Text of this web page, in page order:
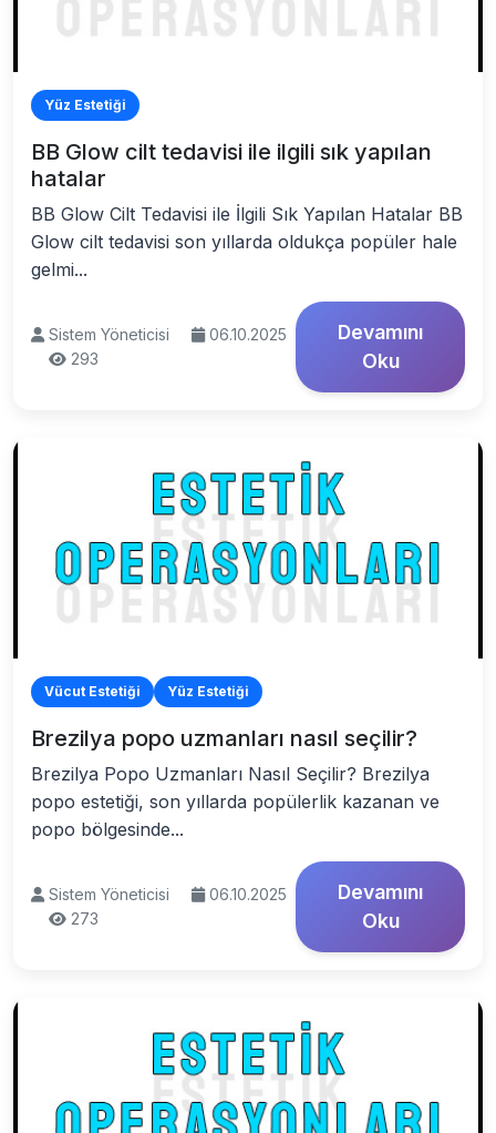
Yüz Estetiği
BB Glow cilt tedavisi ile ilgili sık yapılan
hatalar
BB Glow Cilt Tedavisi ile İlgili Sık Yapılan Hatalar BB
Glow cilt tedavisi son yıllarda oldukça popüler hale
gelmi...
Sistem Yöneticisi
06.10.2025
293
Devamını
Oku
Vücut Estetiği Yüz Estetiği
Brezilya popo uzmanları nasıl seçilir?
Brezilya Popo Uzmanları Nasıl Seçilir? Brezilya
popo estetiği, son yıllarda popülerlik kazanan ve
popo bölgesinde...
Sistem Yöneticisi
06.10.2025
273
Devamını
Oku